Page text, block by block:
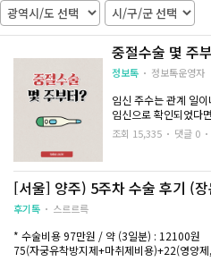
하루하루 지나면서 점차 줄어들었고 무리
않으니 회복도 생각보다 빨랐습니다
수술 전에는 회복 기간이 오래 걸릴 거라
충분히 휴식을 취하니 몸은 조금씩 제 컨디
찾아가는 느낌이 들었습니다
이번 일을 겪으면서 가장 크게 느낀 건 병
의 중요성이었습니다
같은 과정을 겪더라도 의료진의 설명이나
방식에 따라
환자가 느끼는 불안감은 정말 다를 수 있다
각이 들었어요
혹시 저처럼 20주 중절수술을 앞두고 계신
라면 비용만 비교하기보다는
있는 병원을 선택하시길 추천드립니다
그 부분이 생각보다 훨씬 큰 차이를 만들
중절수술 몇 주
정보톡 정보톡운영자
임신 주수는 관계 일
임신으로 확인되었다
입니다
임신 2~3주 차는 수정
관계 후 2-3주가 지났
있습니다.
중절수술(낙태)은 임
사람 따라 다르겠지만
능하다면 수술을 하실
조회 15,335 댓글 0
[서울] 양주) 5주차 수술 후기 (
후기톡 스르르륵
* 수술비용 97만원 / 약 (3일분) : 12100원
75(자궁유착방지제+마취제비용)+22(영양